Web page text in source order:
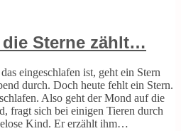
Sterne zählt…
eingeschlafen ist, geht ein Stern
durch. Doch heute fehlt ein Stern.
Also geht der Mond auf die
fragt sich bei einigen Tieren durch
Kind. Er erzählt ihm…